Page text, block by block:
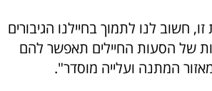
חשוב לנו לתמוך בחיילנו הגיבורים
של הסעות החיילים תאפשר להם
המתנה ועלייה מוסדר".